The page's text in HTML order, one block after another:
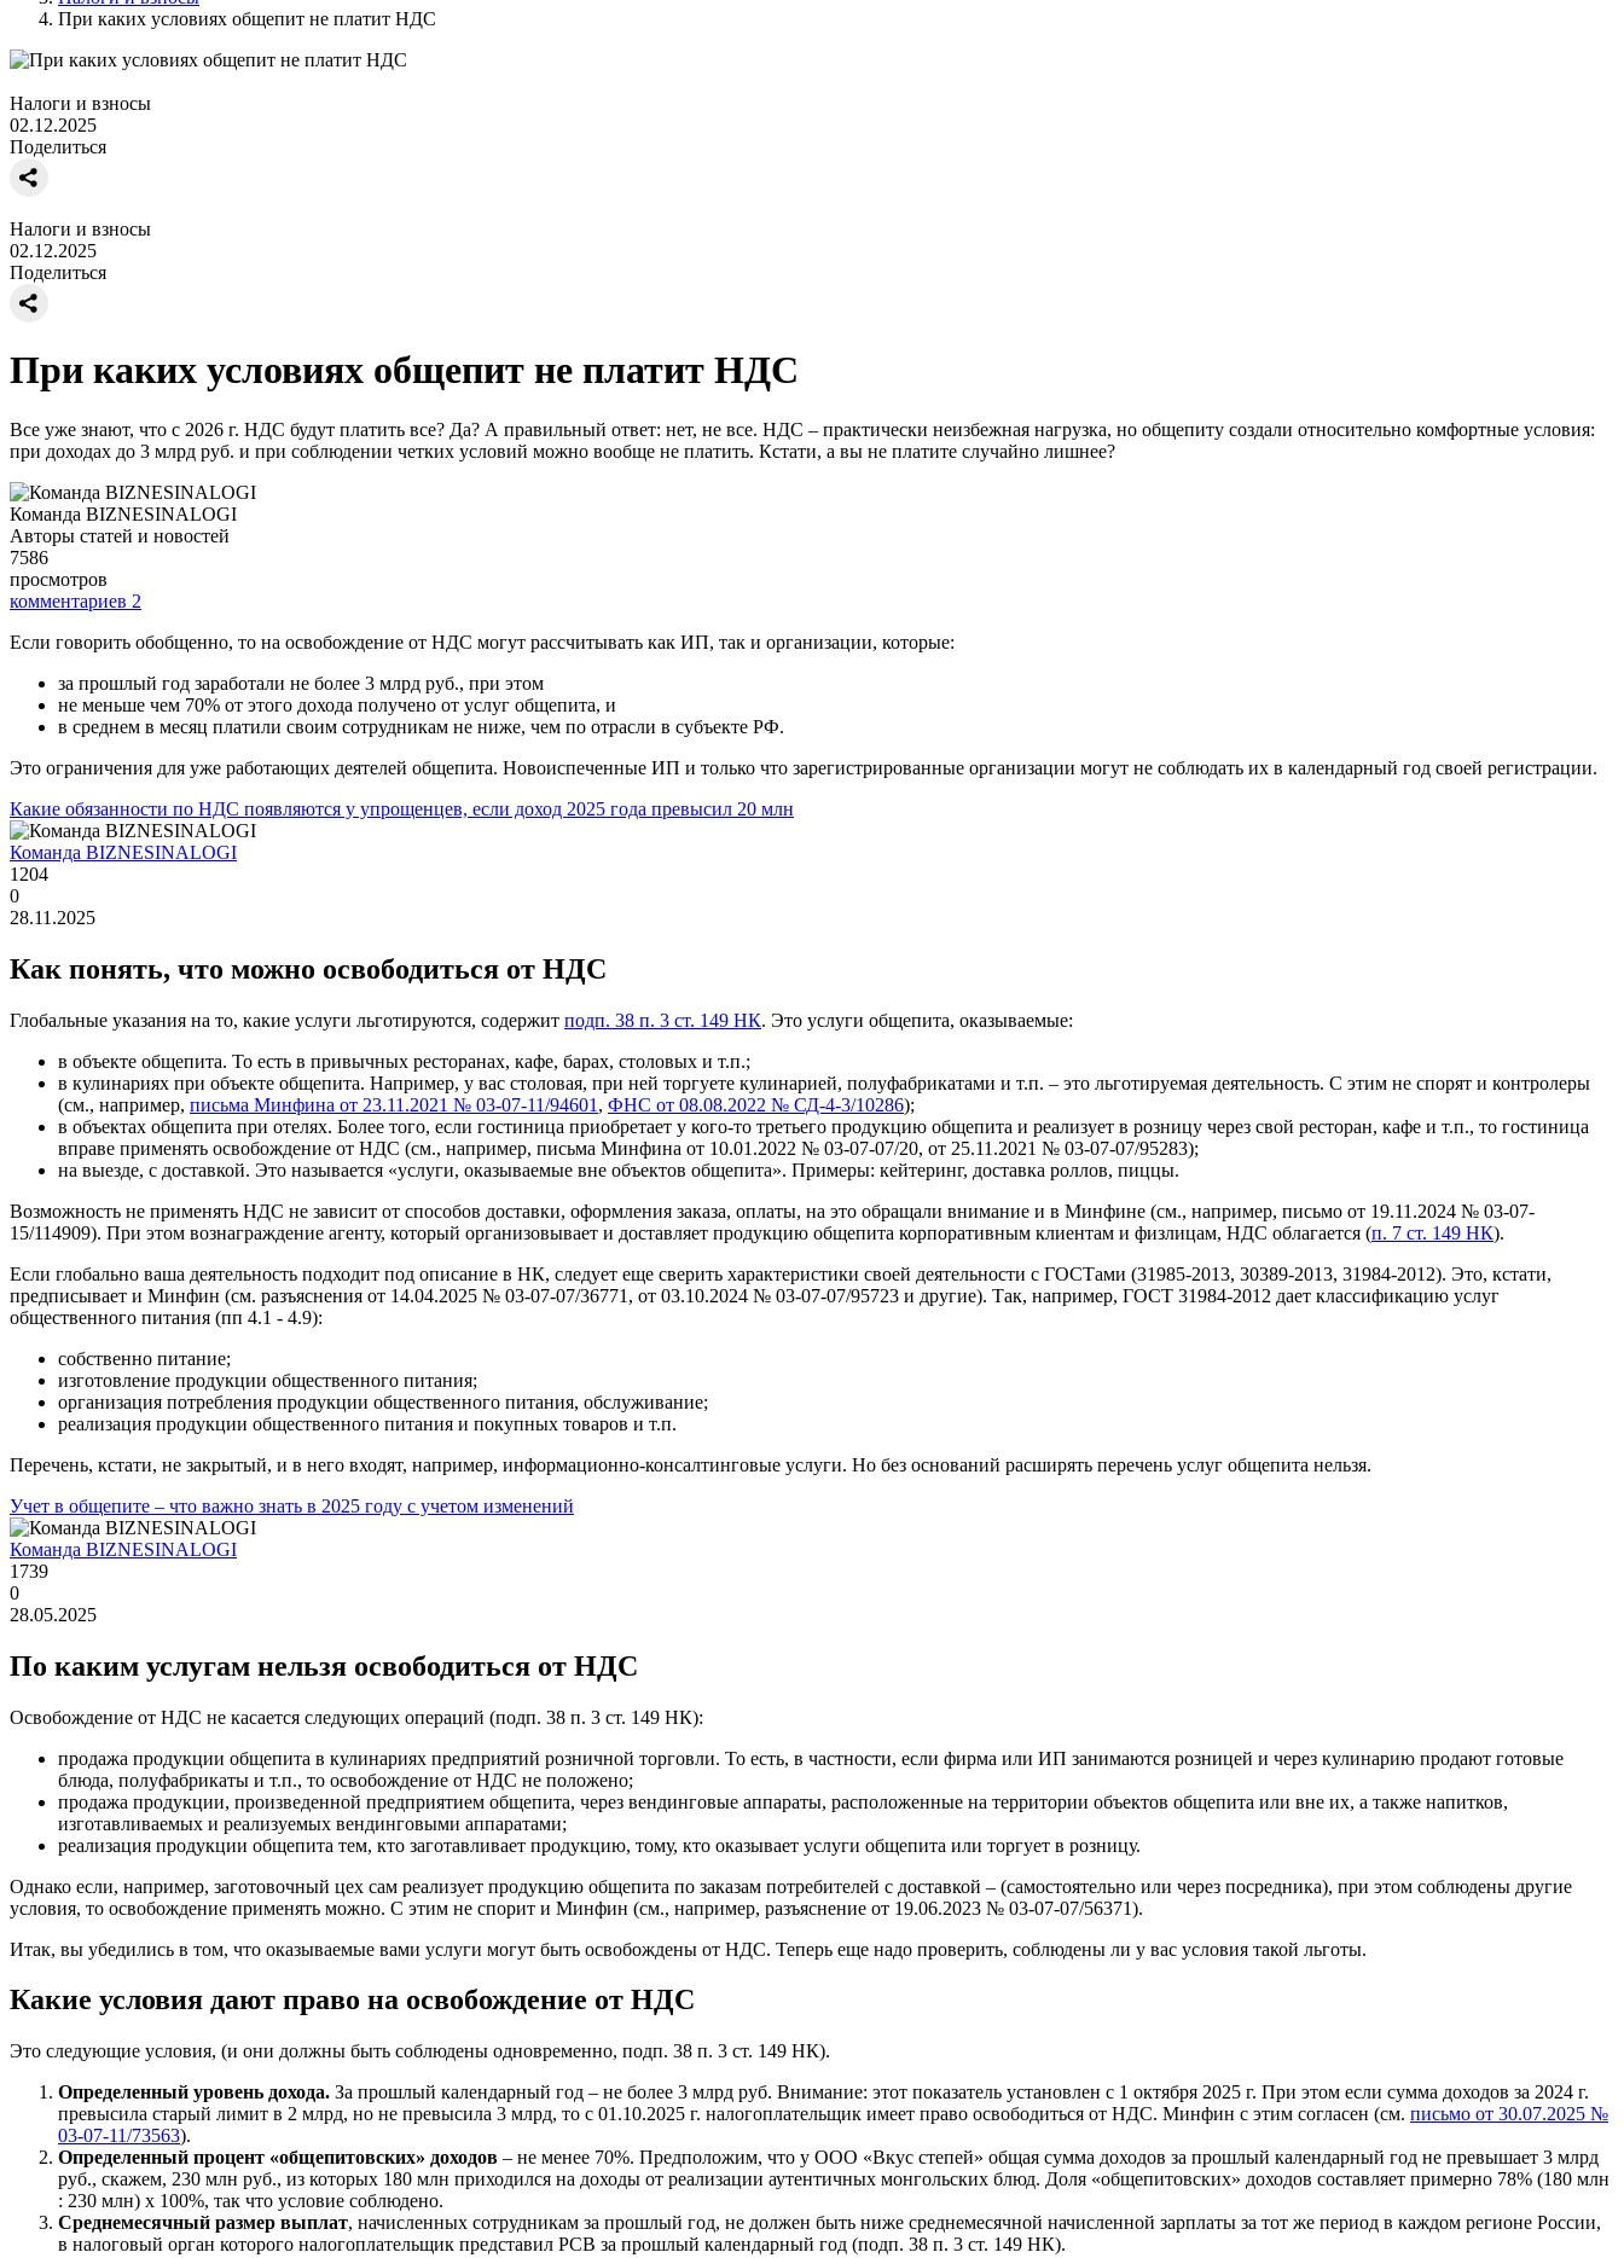
При каких условиях общепит не платит НДС
Налоги и взносы
02.12.2025
Поделиться
Налоги и взносы
02.12.2025
Поделиться
При каких условиях общепит не платит НДС
Все уже знают, что с 2026 г. НДС будут платить все? Да? А правильный ответ: нет, не все. НДС – практически неизбежная нагрузка, но общепиту создали относительно комфортные условия:
при доходах до 3 млрд руб. и при соблюдении четких условий можно вообще не платить. Кстати, а вы не платите случайно лишнее?
Команда BIZNESINALOGI
Авторы статей и новостей
7586
просмотров
комментариев 2
Если говорить обобщенно, то на освобождение от НДС могут рассчитывать как ИП, так и организации, которые:
за прошлый год заработали не более 3 млрд руб., при этом
не меньше чем 70% от этого дохода получено от услуг общепита, и
в среднем в месяц платили своим сотрудникам не ниже, чем по отрасли в субъекте РФ.
Это ограничения для уже работающих деятелей общепита. Новоиспеченные ИП и только что зарегистрированные организации могут не соблюдать их в календарный год своей регистрации.
Какие обязанности по НДС появляются у упрощенцев, если доход 2025 года превысил 20 млн
Команда BIZNESINALOGI
1204
0
28.11.2025
Как понять, что можно освободиться от НДС
Глобальные указания на то, какие услуги льготируются, содержит подп. 38 п. 3 ст. 149 НК. Это услуги общепита, оказываемые:
в объекте общепита. То есть в привычных ресторанах, кафе, барах, столовых и т.п.;
в кулинариях при объекте общепита. Например, у вас столовая, при ней торгуете кулинарией, полуфабрикатами и т.п. – это льготируемая деятельность. С этим не спорят и контролеры
(см., например, письма Минфина от 23.11.2021 № 03-07-11/94601 , ФНС от 08.08.2022 № СД-4-3/10286);
в объектах общепита при отелях. Более того, если гостиница приобретает у кого-то третьего продукцию общепита и реализует в розницу через свой ресторан, кафе и т.п., то гостиница
вправе применять освобождение от НДС (см., например, письма Минфина от 10.01.2022 № 03-07-07/20, от 25.11.2021 № 03-07-07/95283);
на выезде, с доставкой. Это называется «услуги, оказываемые вне объектов общепита». Примеры: кейтеринг, доставка роллов, пиццы.
Возможность не применять НДС не зависит от способов доставки, оформления заказа, оплаты, на это обращали внимание и в Минфине (см., например, письмо от 19.11.2024 № 03-07-
15/114909). При этом вознаграждение агенту, который организовывает и доставляет продукцию общепита корпоративным клиентам и физлицам, НДС облагается (п. 7 ст. 149 НК).
Если глобально ваша деятельность подходит под описание в НК, следует еще сверить характеристики своей деятельности с ГОСТами (31985-2013, 30389-2013, 31984-2012). Это, кстати,
предписывает и Минфин (см. разъяснения от 14.04.2025 № 03-07-07/36771, от 03.10.2024 № 03-07-07/95723 и другие). Так, например, ГОСТ 31984-2012 дает классификацию услуг
общественного питания (пп 4.1 - 4.9):
собственно питание;
изготовление продукции общественного питания;
организация потребления продукции общественного питания, обслуживание;
реализация продукции общественного питания и покупных товаров и т.п.
Перечень, кстати, не закрытый, и в него входят, например, информационно-консалтинговые услуги. Но без оснований расширять перечень услуг общепита нельзя.
Учет в общепите – что важно знать в 2025 году с учетом изменений
Команда BIZNESINALOGI
1739
0
28.05.2025
По каким услугам нельзя освободиться от НДС
Освобождение от НДС не касается следующих операций (подп. 38 п. 3 ст. 149 НК):
продажа продукции общепита в кулинариях предприятий розничной торговли. То есть, в частности, если фирма или ИП занимаются розницей и через кулинарию продают готовые
блюда, полуфабрикаты и т.п., то освобождение от НДС не положено;
продажа продукции, произведенной предприятием общепита, через вендинговые аппараты, расположенные на территории объектов общепита или вне их, а также напитков,
изготавливаемых и реализуемых вендинговыми аппаратами;
реализация продукции общепита тем, кто заготавливает продукцию, тому, кто оказывает услуги общепита или торгует в розницу.
Однако если, например, заготовочный цех сам реализует продукцию общепита по заказам потребителей с доставкой – (самостоятельно или через посредника), при этом соблюдены другие
условия, то освобождение применять можно. С этим не спорит и Минфин (см., например, разъяснение от 19.06.2023 № 03-07-07/56371).
Итак, вы убедились в том, что оказываемые вами услуги могут быть освобождены от НДС. Теперь еще надо проверить, соблюдены ли у вас условия такой льготы.
Какие условия дают право на освобождение от НДС
Это следующие условия, (и они должны быть соблюдены одновременно, подп. 38 п. 3 ст. 149 НК).
Определенный уровень дохода. За прошлый календарный год – не более 3 млрд руб. Внимание: этот показатель установлен с 1 октября 2025 г. При этом если сумма доходов за 2024 г.
превысила старый лимит в 2 млрд, но не превысила 3 млрд, то с 01.10.2025 г. налогоплательщик имеет право освободиться от НДС. Минфин с этим согласен (см. письмо от 30.07.2025 №
03-07-11/73563).
Определенный процент «общепитовских» доходов – не менее 70%. Предположим, что у ООО «Вкус степей» общая сумма доходов за прошлый календарный год не превышает 3 млрд
руб., скажем, 230 млн руб., из которых 180 млн приходился на доходы от реализации аутентичных монгольских блюд. Доля «общепитовских» доходов составляет примерно 78% (180 млн
: 230 млн) х 100%, так что условие соблюдено.
Среднемесячный размер выплат, начисленных сотрудникам за прошлый год, не должен быть ниже среднемесячной начисленной зарплаты за тот же период в каждом регионе России,
в налоговый орган которого налогоплательщик представил РСВ за прошлый календарный год (подп. 38 п. 3 ст. 149 НК).